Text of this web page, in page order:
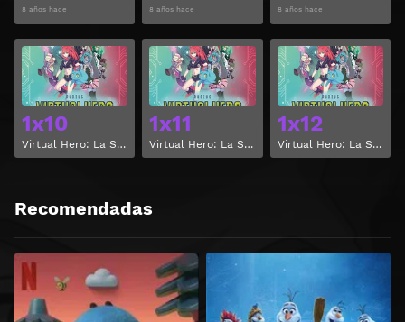
8 años hace 8 años hace 8 años hace
1x10
Virtual Hero: La Serie Temporada 1 Capitulo 10
Ver
1x11
Virtual Hero: La Serie Temporada 1 Capitulo 11
Ver
1x12
Virtual Hero: La Serie Temporada 1 Capitulo 12
Recomendadas